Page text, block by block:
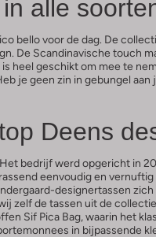
alle
bello voor de dag. De
De Scandinavische
is heel geschikt om mee te
je geen zin in gebungel
Deens
bedrijf werd opgericht in
eenvoudig en
designertassen
zelf de tassen uit de
Sif Pica Bag, waarin het
in bijpassende